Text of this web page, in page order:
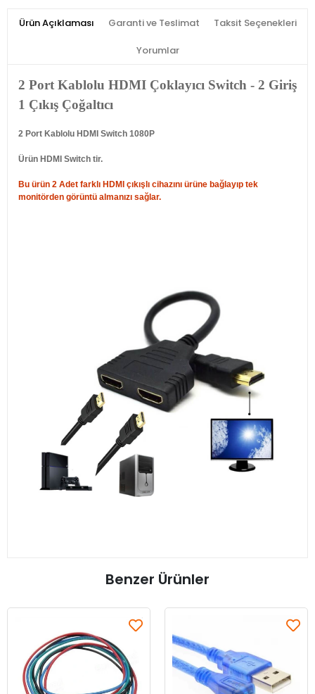
Ürün Açıklaması Garanti ve Teslimat Taksit Seçenekleri
Yorumlar
2 Port Kablolu HDMI Çoklayıcı Switch - 2 Giriş
1 Çıkış Çoğaltıcı
2 Port Kablolu HDMI Switch 1080P
Ürün HDMI Switch tir.
Bu ürün 2 Adet farklı HDMI çıkışlı cihazını ürüne bağlayıp tek
monitörden görüntü almanızı sağlar.
Benzer Ürünler